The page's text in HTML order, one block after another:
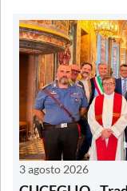
3 agosto 2026